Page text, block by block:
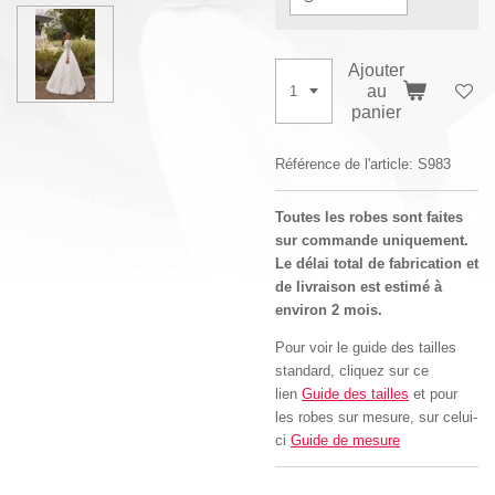
Ajouter
au
panier
Référence de l'article: S983
Toutes les robes sont faites
sur commande uniquement.
Le délai total de fabrication et
de livraison est estimé à
environ 2 mois.
Pour voir le guide des tailles
standard, cliquez sur ce
lien Guide des tailles et pour
les robes sur mesure, sur celui-
ci Guide de mesure